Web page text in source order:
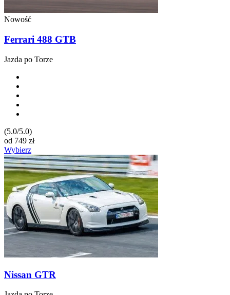
Nowość
Ferrari 488 GTB
Jazda po Torze
(5.0/5.0)
od 749 zł
Wybierz
Nissan GTR